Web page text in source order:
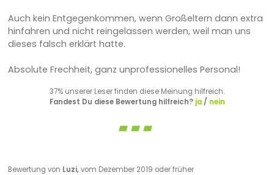
Auch kein Entgegenkommen, wenn Großeltern dann extra
hinfahren und nicht reingelassen werden, weil man uns
dieses falsch erklärt hatte.
Absolute Frechheit, ganz unprofessionelles Personal!
37% unserer Leser finden diese Meinung hilfreich.
Fandest Du diese Bewertung hilfreich? ja/ nein
Bewertung von Luzi,vom Dezember 2019 oder früher